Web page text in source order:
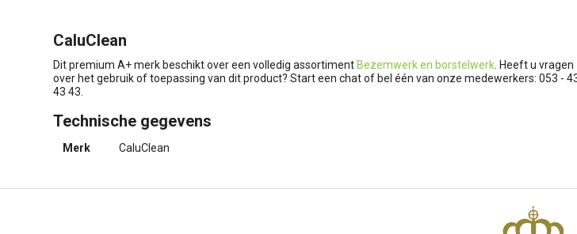
CaluClean
Dit premium A+ merk beschikt over een volledig assortiment Bezemwerk en borstelwerk . Heeft u vragen
over het gebruik of toepassing van dit product? Start een chat of bel één van onze medewerkers: 053 -
43 43.
Technische gegevens
Merk CaluClean